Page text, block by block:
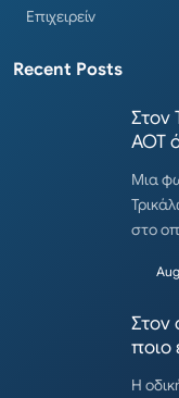
Επιχειρείν
Recent Posts
Στον
ΑΟΤ
Μια
στο
Στον
ποιο
Η